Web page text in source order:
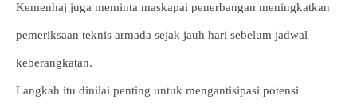
Kemenhaj juga meminta maskapai penerbangan meningkatkan
pemeriksaan teknis armada sejak jauh hari sebelum jadwal
keberangkatan.
Langkah itu dinilai penting untuk mengantisipasi potensi